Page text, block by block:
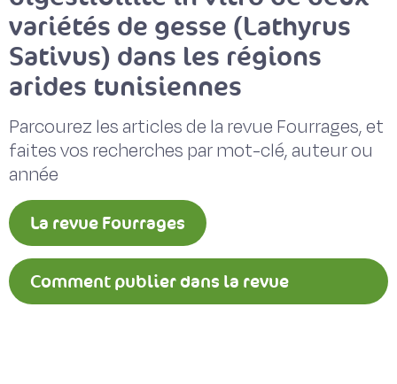
variétés de gesse (Lathyrus
Sativus) dans les régions
arides tunisiennes
Parcourez les articles de la revue Fourrages, et
faites vos recherches par mot-clé, auteur ou
année
La revue Fourrages
Comment publier dans la revue